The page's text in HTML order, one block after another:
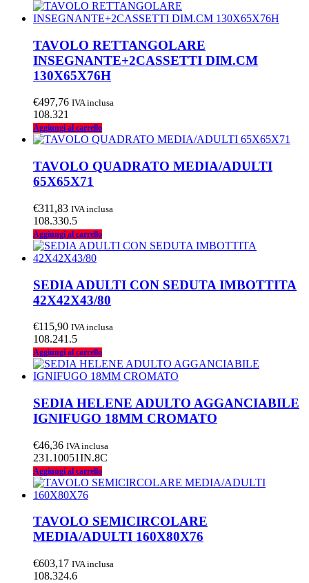
TAVOLO RETTANGOLARE
INSEGNANTE+2CASSETTI DIM.CM
130X65X76H
€497,76 IVA inclusa
108.321
Aggiungi al carrello
TAVOLO QUADRATO MEDIA/ADULTI
65X65X71
€311,83 IVA inclusa
108.330.5
Aggiungi al carrello
SEDIA ADULTI CON SEDUTA IMBOTTITA
42X42X43/80
€115,90 IVA inclusa
108.241.5
Aggiungi al carrello
SEDIA HELENE ADULTO AGGANCIABILE
IGNIFUGO 18MM CROMATO
€46,36 IVA inclusa
231.10051IN.8C
Aggiungi al carrello
TAVOLO SEMICIRCOLARE
MEDIA/ADULTI 160X80X76
€603,17 IVA inclusa
108.324.6